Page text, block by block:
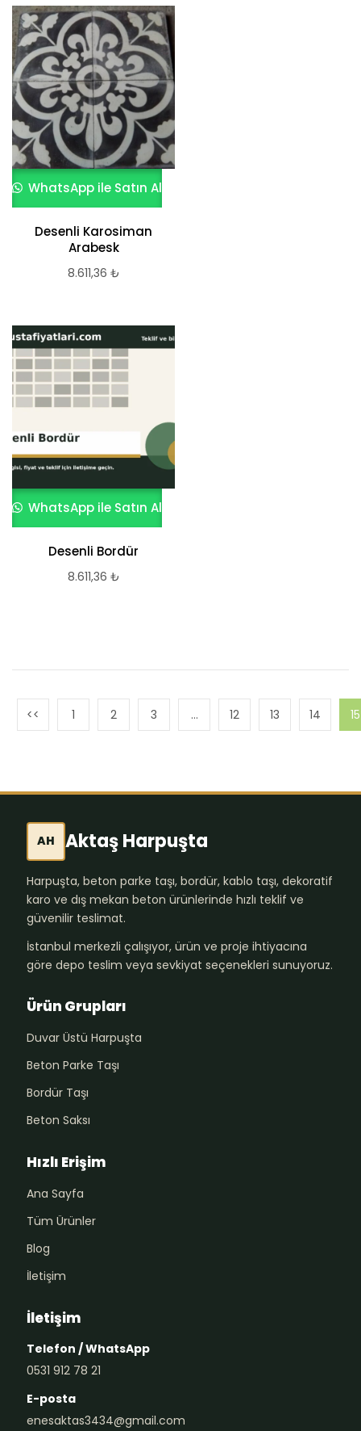
WhatsApp ile Satın Al
Desenli Karosiman
Arabesk
8.611,36 ₺
WhatsApp ile Satın Al
Desenli Bordür
8.611,36 ₺
1 2 3 … 12 13 14 15
AH Aktaş Harpuşta
Harpuşta, beton parke taşı, bordür, kablo taşı, dekoratif
karo ve dış mekan beton ürünlerinde hızlı teklif ve
güvenilir teslimat.
İstanbul merkezli çalışıyor, ürün ve proje ihtiyacına
göre depo teslim veya sevkiyat seçenekleri sunuyoruz.
Ürün Grupları
Duvar Üstü Harpuşta
Beton Parke Taşı
Bordür Taşı
Beton Saksı
Hızlı Erişim
Ana Sayfa
Tüm Ürünler
Blog
İletişim
İletişim
Telefon / WhatsApp
0531 912 78 21
E-posta
enesaktas3434@gmail.com